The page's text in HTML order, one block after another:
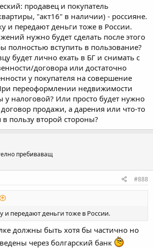
продавец и покупатель
"акт16" в наличии) - россияне.
и передают деньги тоже в России.
нужно будет сделать после этого
полностью вступить в пользование?
будет лично ехать в БГ и снимать с
договора или достаточно
у покупателя на совершение
переоформлении недвижимости
у налоговой? Или просто будет нужно
продажи, а дарения или что-то
пользу второй стороны?
пребиваващ
#888
и передают деньги тоже в России.
должны быть хотя бы частично но
через болгарский банк